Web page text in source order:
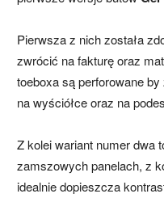
Pierwsza z nich została
zwrócić na fakturę oraz
toeboxa są perforowane
na wyściółce oraz na
Z kolei wariant numer dwa
zamszowych panelach, z
idealnie dopieszcza